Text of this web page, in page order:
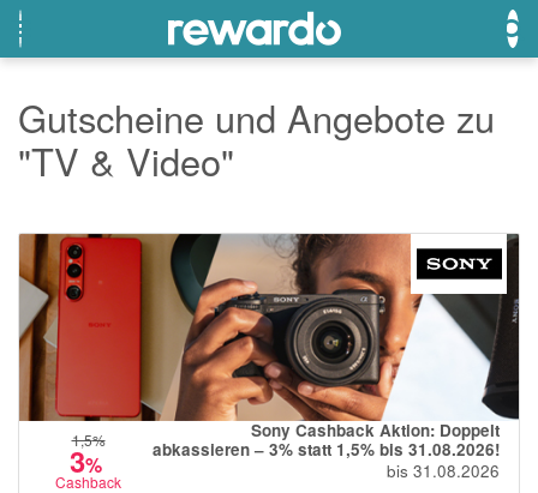
OTTO
Lieferando
LASCANA
DOUGLAS Parfümerie
Temu
Fressnapf
Beste Gutscheine
Top Gutscheine
Exklusive Gutscheine
Sonderaktionen
Beste Angebote
Top Angebote
Exklusive Angebote
Gutscheine und Angebote zu
"TV & Video"
1,5%
3%
Cashback
Sony Cashback Aktion: Doppelt
abkassieren – 3% statt 1,5% bis 31.08.2026!
bis 31.08.2026